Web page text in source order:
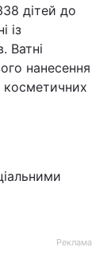
дітей до
із
Ватні
нанесення
косметичних
Реклама